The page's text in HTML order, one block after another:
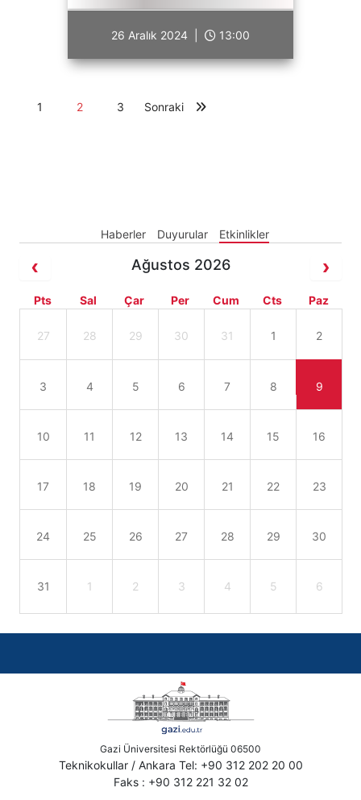
26 Aralık 2024 | 13:00
1 2 3 Sonraki
Haberler Duyurular Etkinlikler
Ağustos 2026
Pts Sal Çar Per Cum Cts Paz
27 28 29 30 31 1 2
3 4 5 6 7 8 9
10 11 12 13 14 15 16
17 18 19 20 21 22 23
24 25 26 27 28 29 30
31 1 2 3 4 5 6
Gazi Üniversitesi Rektörlüğü 06500
Teknikokullar / Ankara Tel: +90 312 202 20 00
Faks : +90 312 221 32 02